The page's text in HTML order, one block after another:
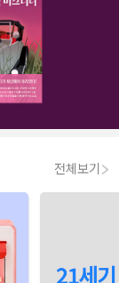
전체보기